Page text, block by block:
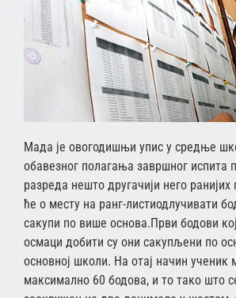
Мада је овогодишњи упис у средње
обавезног полагања завршног испита
разреда нешто другачији него ранијих
ће о месту на ранг-листиодлучивати
сакупи по више основа.Први бодови
осмаци добити су они сакупљени по
основној школи. На отај начин ученик
максимално 60 бодова, и то тако што